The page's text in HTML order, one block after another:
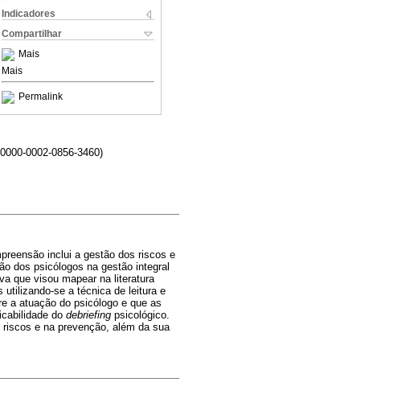
Indicadores
Compartilhar
Mais
Mais
Permalink
0002-0856-3460)
inclui a gestão dos riscos e
dos psicólogos na gestão integral
que visou mapear na literatura
utilizando-se a técnica de leitura e
a atuação do psicólogo e que as
do debriefing psicológico.
e na prevenção, além da sua